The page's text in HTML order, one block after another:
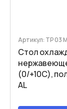
Артикул: TP 03
Стол
(0/+10C),
AL